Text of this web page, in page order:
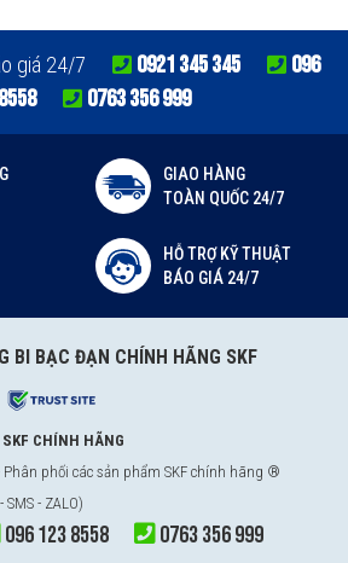
giá 24/7 0921 345 345
096
0763 356 999
GIAO HÀNG
TOÀN QUỐC 24/7
HỖ TRỢ KỸ THUẬT
BÁO GIÁ 24/7
BI BẠC ĐẠN CHÍNH HÃNG SKF
SKF CHÍNH HÃNG
Phân phối các sản phẩm SKF chính hãng ®
- ZALO)
096 123 8558 0763 356 999